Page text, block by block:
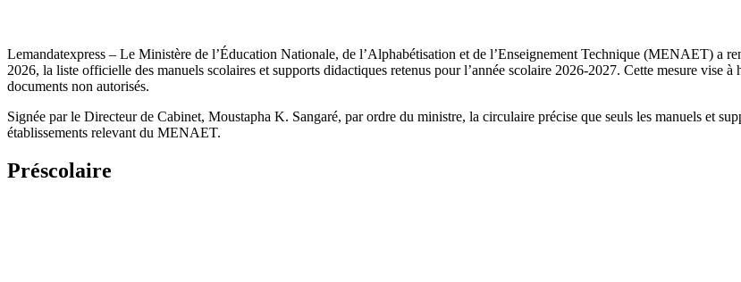
Lemandatexpress – Le Ministère de l’Éducation Nationale, de l’Alphabétisation et de l’Enseignement Technique (MENAET)
2026, la liste officielle des manuels scolaires et supports didactiques retenus pour l’année scolaire 2026-2027. Cette mesure vise
documents non autorisés.
Signée par le Directeur de Cabinet, Moustapha K. Sangaré, par ordre du ministre, la circulaire précise que seuls les manuels et
établissements relevant du MENAET.
Préscolaire